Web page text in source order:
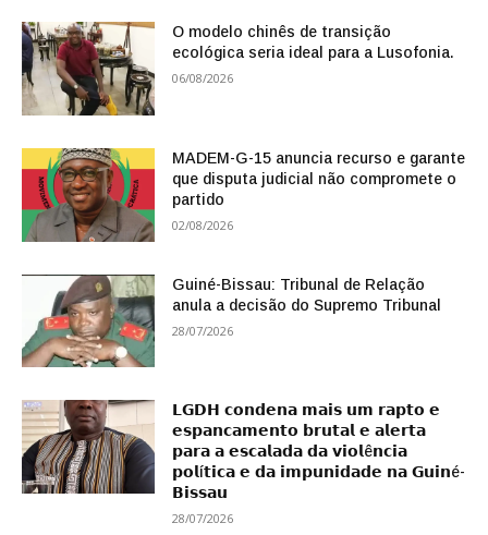
O modelo chinês de transição
ecológica seria ideal para a Lusofonia.
06/08/2026
MADEM-G-15 anuncia recurso e garante
que disputa judicial não compromete o
partido
02/08/2026
Guiné-Bissau: Tribunal de Relação
anula a decisão do Supremo Tribunal
28/07/2026
𝗟𝗚𝗗𝗛 𝗰𝗼𝗻𝗱𝗲𝗻𝗮 𝗺𝗮𝗶𝘀 𝘂𝗺 𝗿𝗮𝗽𝘁𝗼 𝗲
𝗲𝘀𝗽𝗮𝗻𝗰𝗮𝗺𝗲𝗻𝘁𝗼 𝗯𝗿𝘂𝘁𝗮𝗹 𝗲 𝗮𝗹𝗲𝗿𝘁𝗮
𝗽𝗮𝗿𝗮 𝗮 𝗲𝘀𝗰𝗮𝗹𝗮𝗱𝗮 𝗱𝗮 𝘃𝗶𝗼𝗹ê𝗻𝗰𝗶𝗮
𝗽𝗼𝗹í𝘁𝗶𝗰𝗮 𝗲 𝗱𝗮 𝗶𝗺𝗽𝘂𝗻𝗶𝗱𝗮𝗱𝗲 𝗻𝗮 𝗚𝘂𝗶𝗻é-
𝗕𝗶𝘀𝘀𝗮𝘂
28/07/2026